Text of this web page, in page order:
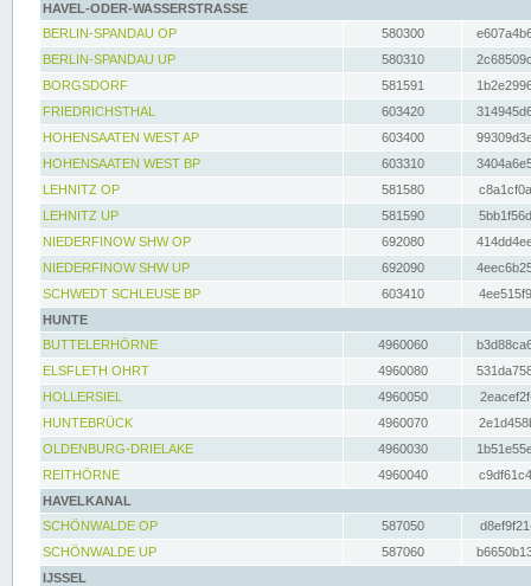
HAVEL-ODER-WASSERSTRASSE
BERLIN-SPANDAU OP
580300
BERLIN-SPANDAU UP
580310
BORGSDORF
581591
FRIEDRICHSTHAL
603420
HOHENSAATEN WEST AP
603400
HOHENSAATEN WEST BP
603310
LEHNITZ OP
581580
LEHNITZ UP
581590
NIEDERFINOW SHW OP
692080
NIEDERFINOW SHW UP
692090
SCHWEDT SCHLEUSE BP
603410
HUNTE
BUTTELERHÖRNE
4960060
ELSFLETH OHRT
4960080
HOLLERSIEL
4960050
HUNTEBRÜCK
4960070
OLDENBURG-DRIELAKE
4960030
REITHÖRNE
4960040
HAVELKANAL
SCHÖNWALDE OP
587050
SCHÖNWALDE UP
587060
IJSSEL